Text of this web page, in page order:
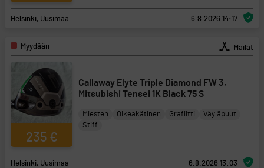
Helsinki, Uusimaa 6.8.2026 14:17
Myydään Mailat
235 €
Callaway Elyte Triple Diamond FW 3,
Mitsubishi Tensei 1K Black 75 S
Miesten Oikeakätinen Grafiitti
Väyläpuut
Stiff
Helsinki, Uusimaa 6.8.2026 13:03